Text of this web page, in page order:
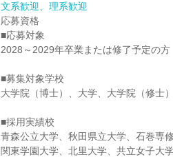
文系歓迎、理系歓迎
応募資格
■応募対象
2028～2029年卒業または修了予定の方
■募集対象学校
大学院（博士）、大学、大学院（修士
■採用実績校
青森公立大学、秋田県立大学、石巻専
関東学園大学、北里大学、共立女子大